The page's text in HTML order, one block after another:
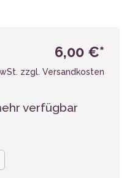
6,00 €*
zzgl. Versandkosten
verfügbar